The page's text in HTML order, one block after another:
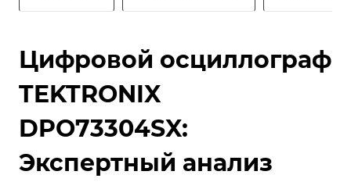
Цифровой осциллограф
TEKTRONIX
DPO73304SX:
Экспертный анализ